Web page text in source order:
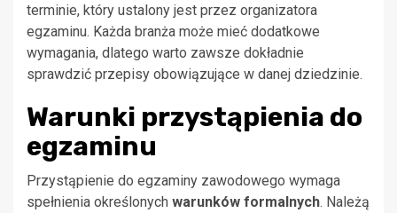
terminie, który ustalony jest przez organizatora
egzaminu. Każda branża może mieć dodatkowe
wymagania, dlatego warto zawsze dokładnie
sprawdzić przepisy obowiązujące w danej dziedzinie.
Warunki przystąpienia do
egzaminu
Przystąpienie do egzaminy zawodowego wymaga
spełnienia określonych warunków formalnych. Należą